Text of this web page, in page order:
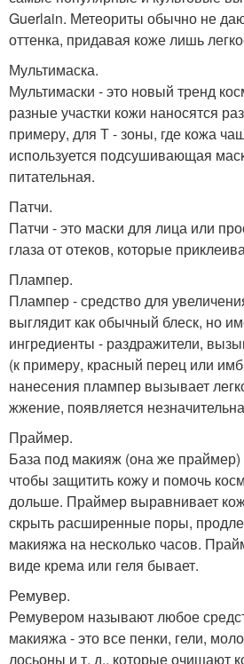
Guerlain. Метеориты обычно не
оттенка, придавая коже лишь
Мультимаска.
Мультимаски - это новый тренд
разные участки кожи наносятся
примеру, для Т - зоны, где кожа
используется подсушивающая
питательная.
Патчи.
Патчи - это маски для лица или
глаза от отеков, которые
Плампер.
Плампер - средство для
выглядит как обычный блеск, но
ингредиенты - раздражители,
(к примеру, красный перец или
нанесения плампер вызывает
жжение, появляется
Праймер.
База под макияж (она же праймер)
чтобы защитить кожу и помочь
дольше. Праймер выравнивает
скрыть расширенные поры,
макияжа на несколько часов.
виде крема или геля бывает.
Ремувер.
Ремувером называют любое
макияжа - это все пенки, гели,
лосьоны и т. д., которые очищают